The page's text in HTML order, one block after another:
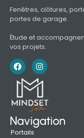
Fenêtres, clôtures,
portes de garage.
Étude et
vos projets.
Navigation
Portails